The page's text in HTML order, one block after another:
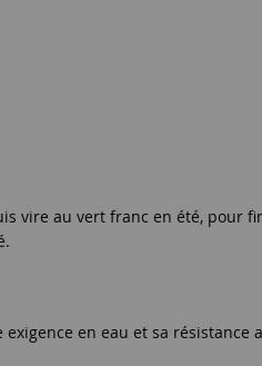
vire au vert franc en été, pour
en eau et sa résistance